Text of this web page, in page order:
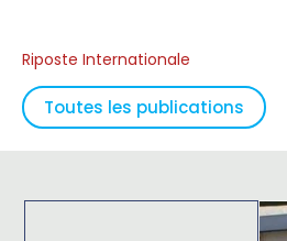
Riposte Internationale
Toutes les publications